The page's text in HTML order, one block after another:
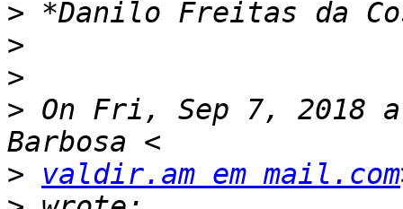
>
>
>
> On Fri, Sep 7, 2018
>
valdir.am em mail.com